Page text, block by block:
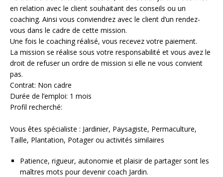
en relation avec le client souhaitant des conseils ou un
coaching. Ainsi vous conviendrez avec le client d’un rendez-
vous dans le cadre de cette mission.
Une fois le coaching réalisé, vous recevez votre paiement.
La mission se réalise sous votre responsabilité et vous avez le
droit de refuser un ordre de mission si elle ne vous convient
pas.
Contrat: Non cadre
Durée de l’emploi: 1 mois
Profil recherché:
Vous êtes spécialiste : Jardinier, Paysagiste, Permaculture,
Taille, Plantation, Potager ou activités similaires
Patience, rigueur, autonomie et plaisir de partager sont les
maîtres mots pour devenir coach Jardin.